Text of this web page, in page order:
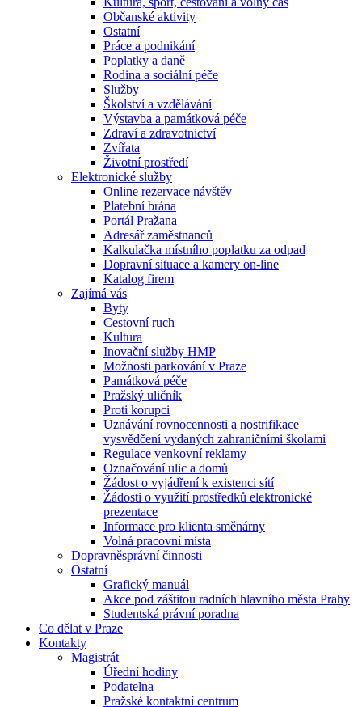
Občanské aktivity
Ostatní
Práce a podnikání
Poplatky a daně
Rodina a sociální péče
Služby
Školství a vzdělávání
Výstavba a památková péče
Zdraví a zdravotnictví
Zvířata
Životní prostředí
Elektronické služby
Online rezervace návštěv
Platební brána
Portál Pražana
Adresář zaměstnanců
Kalkulačka místního poplatku za odpad
Dopravní situace a kamery on-line
Katalog firem
Zajímá vás
Byty
Cestovní ruch
Kultura
Inovační služby HMP
Možnosti parkování v Praze
Památková péče
Pražský uličník
Proti korupci
Uznávání rovnocennosti a nostrifikace
vysvědčení vydaných zahraničními školami
Regulace venkovní reklamy
Označování ulic a domů
Žádost o vyjádření k existenci sítí
Žádosti o využití prostředků elektronické
prezentace
Informace pro klienta směnárny
Volná pracovní místa
Dopravněsprávní činnosti
Ostatní
Grafický manuál
Akce pod záštitou radních hlavního města Prahy
Studentská právní poradna
Co dělat v Praze
Kontakty
Magistrát
Úřední hodiny
Podatelna
Pražské kontaktní centrum